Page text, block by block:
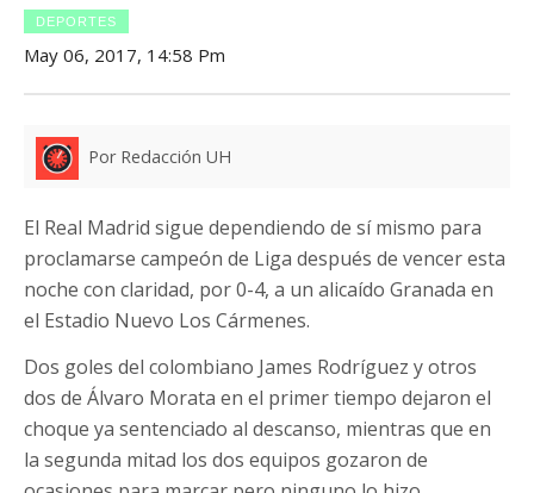
DEPORTES
May 06, 2017, 14:58 Pm
Por Redacción UH
El Real Madrid sigue dependiendo de sí mismo para
proclamarse campeón de Liga después de vencer esta
noche con claridad, por 0-4, a un alicaído Granada en
el Estadio Nuevo Los Cármenes.
Dos goles del colombiano James Rodríguez y otros
dos de Álvaro Morata en el primer tiempo dejaron el
choque ya sentenciado al descanso, mientras que en
la segunda mitad los dos equipos gozaron de